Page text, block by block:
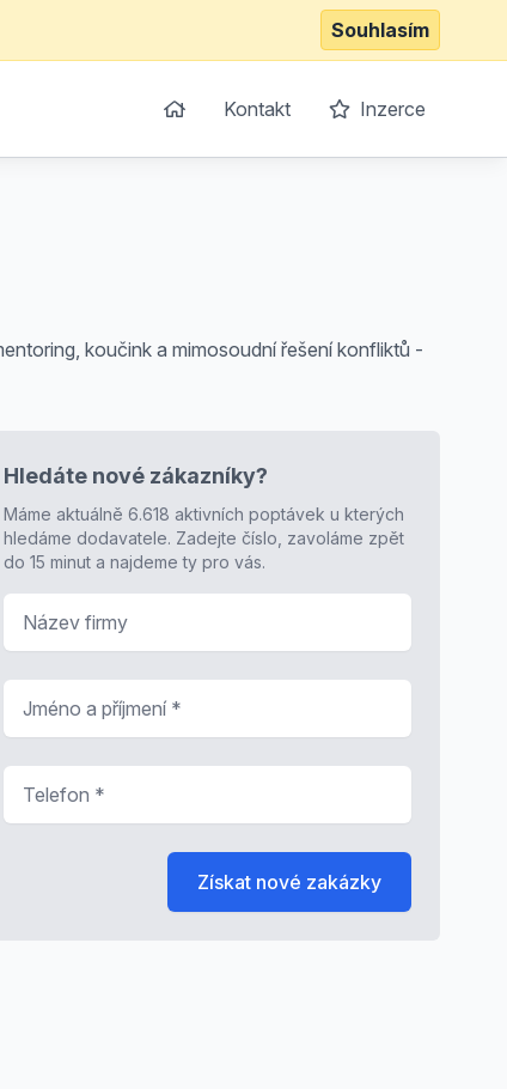
Souhlasím
Kontakt Inzerce
koučink a mimosoudní řešení konfliktů -
Hledáte nové zákazníky?
Máme aktuálně 6.618 aktivních poptávek u kterých
hledáme dodavatele. Zadejte číslo, zavoláme zpět
do 15 minut a najdeme ty pro vás.
Získat nové zakázky